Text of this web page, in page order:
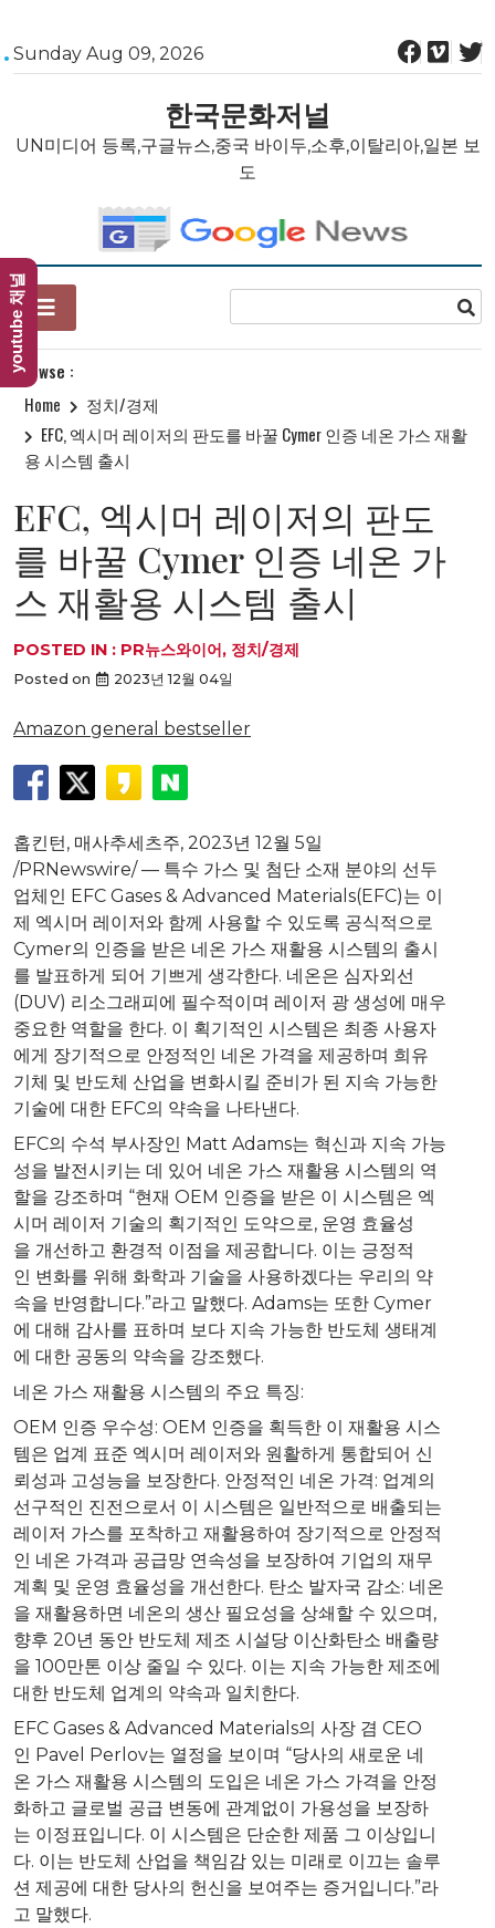
Skip
to
Sunday Aug 09, 2026
한국문화저널
UN미디어 등록,구글뉴스,중국 바이두,소후,이탈리아,일본 보
도
Browse :
Home
정치/경제
EFC, 엑시머 레이저의 판도를 바꿀 Cymer 인증 네온 가스 재활
용 시스템 출시
EFC, 엑시머 레이저의 판도
를 바꿀 Cymer 인증 네온 가
스 재활용 시스템 출시
POSTED IN : PR뉴스와이어, 정치/경제
Posted on 2023년 12월 04일
Amazon general bestseller
홉킨턴, 매사추세츠주, 2023년 12월 5일
/PRNewswire/ — 특수 가스 및 첨단 소재 분야의 선두
업체인 EFC Gases & Advanced Materials(EFC)는 이
제 엑시머 레이저와 함께 사용할 수 있도록 공식적으로
Cymer의 인증을 받은 네온 가스 재활용 시스템의 출시
를 발표하게 되어 기쁘게 생각한다. 네온은 심자외선
(DUV) 리소그래피에 필수적이며 레이저 광 생성에 매우
중요한 역할을 한다. 이 획기적인 시스템은 최종 사용자
에게 장기적으로 안정적인 네온 가격을 제공하며 희유
기체 및 반도체 산업을 변화시킬 준비가 된 지속 가능한
기술에 대한 EFC의 약속을 나타낸다.
EFC의 수석 부사장인 Matt Adams는 혁신과 지속 가능
성을 발전시키는 데 있어 네온 가스 재활용 시스템의 역
할을 강조하며 “현재 OEM 인증을 받은 이 시스템은 엑
시머 레이저 기술의 획기적인 도약으로, 운영 효율성
을 개선하고 환경적 이점을 제공합니다. 이는 긍정적
인 변화를 위해 화학과 기술을 사용하겠다는 우리의 약
속을 반영합니다.”라고 말했다. Adams는 또한 Cymer
에 대해 감사를 표하며 보다 지속 가능한 반도체 생태계
에 대한 공동의 약속을 강조했다.
네온 가스 재활용 시스템의 주요 특징:
OEM 인증 우수성: OEM 인증을 획득한 이 재활용 시스
템은 업계 표준 엑시머 레이저와 원활하게 통합되어 신
뢰성과 고성능을 보장한다. 안정적인 네온 가격: 업계의
선구적인 진전으로서 이 시스템은 일반적으로 배출되는
레이저 가스를 포착하고 재활용하여 장기적으로 안정적
인 네온 가격과 공급망 연속성을 보장하여 기업의 재무
계획 및 운영 효율성을 개선한다. 탄소 발자국 감소: 네온
을 재활용하면 네온의 생산 필요성을 상쇄할 수 있으며,
향후 20년 동안 반도체 제조 시설당 이산화탄소 배출량
을 100만톤 이상 줄일 수 있다. 이는 지속 가능한 제조에
대한 반도체 업계의 약속과 일치한다.
EFC Gases & Advanced Materials의 사장 겸 CEO
인 Pavel Perlov는 열정을 보이며 “당사의 새로운 네
온 가스 재활용 시스템의 도입은 네온 가스 가격을 안정
화하고 글로벌 공급 변동에 관계없이 가용성을 보장하
는 이정표입니다. 이 시스템은 단순한 제품 그 이상입니
다. 이는 반도체 산업을 책임감 있는 미래로 이끄는 솔루
션 제공에 대한 당사의 헌신을 보여주는 증거입니다.”라
고 말했다.
youtube 채널